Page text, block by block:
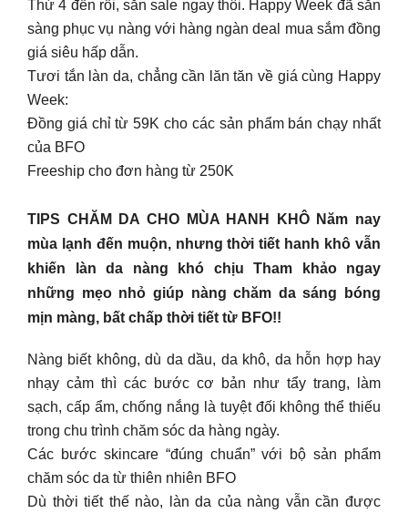
Thứ 4 đến rồi, săn sale ngay thôi. Happy Week đã sẵn
sàng phục vụ nàng với hàng ngàn deal mua sắm đồng
giá siêu hấp dẫn.
Tươi tắn làn da, chẳng cần lăn tăn về giá cùng Happy
Week:
Đồng giá chỉ từ 59K cho các sản phẩm bán chạy nhất
của BFO
Freeship cho đơn hàng từ 250K
TIPS CHĂM DA CHO MÙA HANH KHÔ Năm nay
mùa lạnh đến muộn, nhưng thời tiết hanh khô vẫn
khiến làn da nàng khó chịu Tham khảo ngay
những mẹo nhỏ giúp nàng chăm da sáng bóng
mịn màng, bất chấp thời tiết từ BFO!!
Nàng biết không, dù da dầu, da khô, da hỗn hợp hay
nhạy cảm thì các bước cơ bản như tẩy trang, làm
sạch, cấp ẩm, chống nắng là tuyệt đối không thể thiếu
trong chu trình chăm sóc da hàng ngày.
Các bước skincare “đúng chuẩn” với bộ sản phẩm
chăm sóc da từ thiên nhiên BFO
Dù thời tiết thế nào, làn da của nàng vẫn cần được